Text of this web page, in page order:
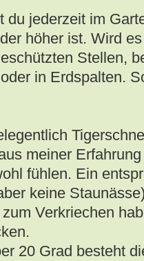
du jederzeit im
höher ist. Wird
Stellen,
in Erdspalten.
meiner
fühlen. Ein
keine
Verkriechen
20 Grad besteht